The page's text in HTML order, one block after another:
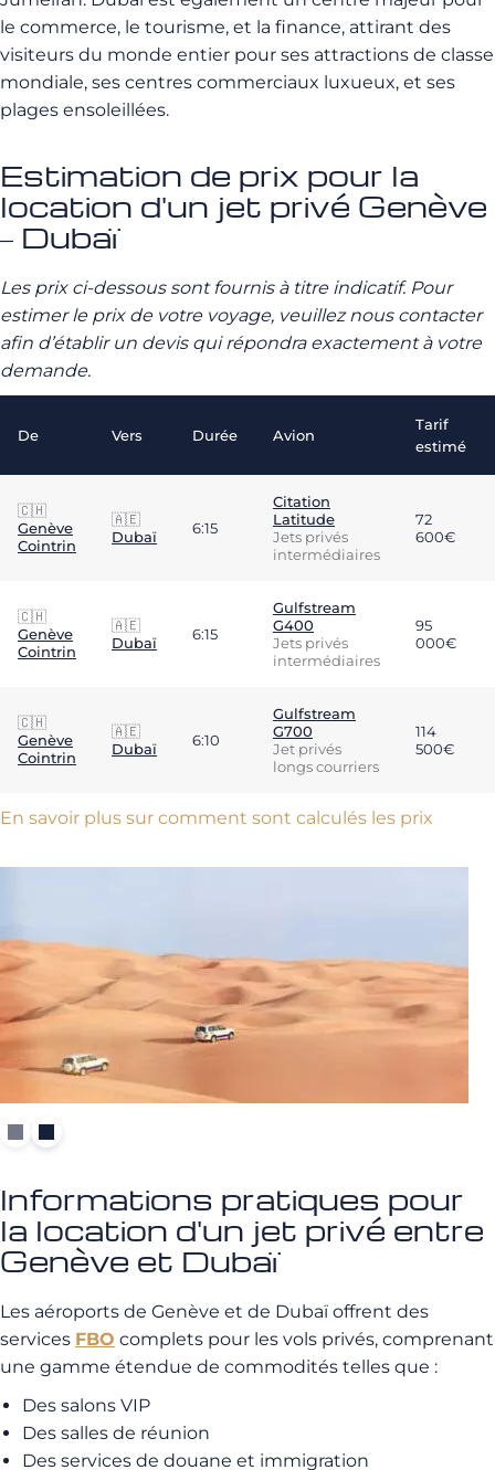
le commerce, le tourisme, et la finance, attirant des
visiteurs du monde entier pour ses attractions de classe
mondiale, ses centres commerciaux luxueux, et ses
plages ensoleillées.
Estimation de prix pour la
location d'un jet privé Genève
– Dubaï
Les prix ci-dessous sont fournis à titre indicatif. Pour
estimer le prix de votre voyage, veuillez nous contacter
afin d’établir un devis qui répondra exactement à votre
demande.
De Vers Durée Avion
Tarif
estimé
🇨🇭
Genève
Cointrin
🇦🇪
Dubaï
6:15
Citation
Latitude
Jets privés
intermédiaires
72
600€
🇨🇭
Genève
Cointrin
🇦🇪
Dubaï
6:15
Gulfstream
G400
Jets privés
intermédiaires
95
000€
🇨🇭
Genève
Cointrin
🇦🇪
Dubaï
6:10
Gulfstream
G700
Jet privés
longs courriers
114
500€
En savoir plus sur comment sont calculés les prix
Informations pratiques pour
la location d'un jet privé entre
Genève et Dubaï
Les aéroports de Genève et de Dubaï offrent des
services FBO complets pour les vols privés, comprenant
une gamme étendue de commodités telles que :
Des salons VIP
Des salles de réunion
Des services de douane et immigration